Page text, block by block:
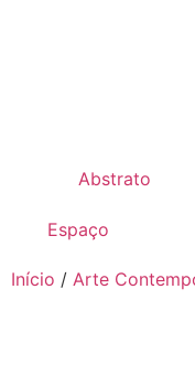
Abstrato
Espaço
Início / Arte